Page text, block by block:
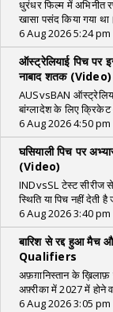
धुरंधर फिल्म में अभिनीत
खासा पसंद किया गया
6 Aug 2026 5:24 pm
ऑस्ट्रेलियाई पिच पर
नाबाद शतक (Video)
AUSvsBAN
बांग्लादेश के लिए
6 Aug 2026 4:50 pm
घसियाली पिच पर
(Video)
INDvsSL टेस्ट सीरीज
स्थिति या पिच नहीं देती
6 Aug 2026 3:40 pm
बारिश से रद्द हुआ
Qualifiers
अफ़ग़ानिस्तान के
अफ़्रीका में 2027 में होने
6 Aug 2026 3:05 pm